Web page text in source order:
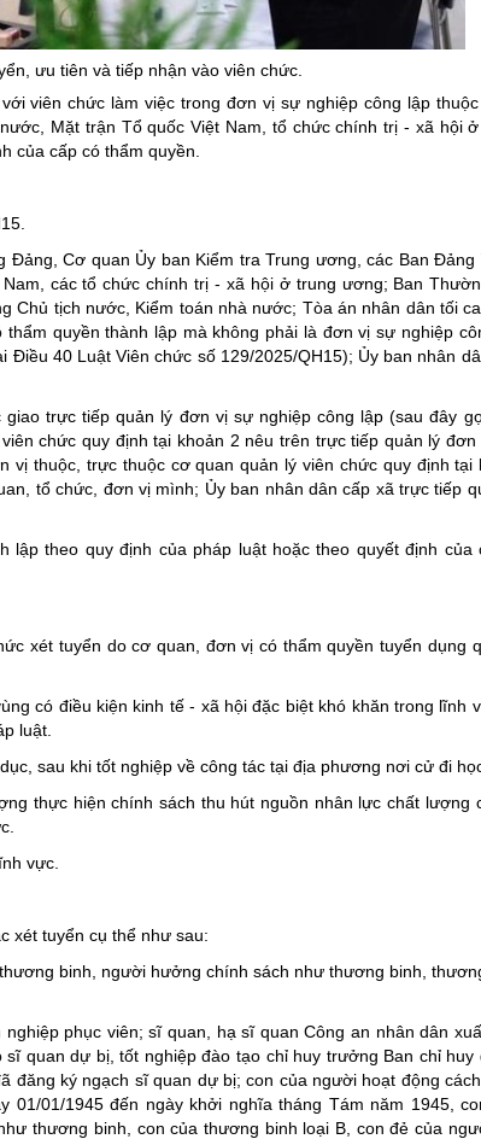
Giảm nghèo bền vững
Đưa nghị quyết của Đảng
Bầu cử đại biểu Quốc hội
Thông tin biên giới
Người Việt Nam ưu tiên
Điểm báo
Chuyên mục khác
ưu tiên và tiếp nhận vào viên chức.
viên chức làm việc trong đơn vị sự nghiệp công lập
Mặt trận Tổ quốc Việt Nam, tổ chức chính trị - xã hội ở
của cấp có thẩm quyền.
Cơ quan Ủy ban Kiểm tra Trung ương, các Ban Đảng
các tổ chức chính trị - xã hội ở trung ương; Ban
Chủ tịch nước, Kiểm toán nhà nước; Tòa án nhân dân tối
quyền thành lập mà không phải là đơn vị sự nghiệp
40 Luật Viên chức số 129/2025/QH15); Ủy ban nhân
trực tiếp quản lý đơn vị sự nghiệp công lập (sau đây
chức quy định tại khoản 2 nêu trên trực tiếp quản lý
thuộc, trực thuộc cơ quan quản lý viên chức quy định tại
tổ chức, đơn vị mình; Ủy ban nhân dân cấp xã trực tiếp
theo quy định của pháp luật hoặc theo quyết định của
xét tuyển do cơ quan, đơn vị có thẩm quyền tuyển dụng
có điều kiện kinh tế - xã hội đặc biệt khó khăn trong lĩnh
luật.
sau khi tốt nghiệp về công tác tại địa phương nơi cử đi
thực hiện chính sách thu hút nguồn nhân lực chất lượng
vực.
xét tuyển cụ thể như sau:
binh, người hưởng chính sách như thương binh,
phục viên; sĩ quan, hạ sĩ quan Công an nhân dân
quan dự bị, tốt nghiệp đào tạo chỉ huy trưởng Ban chỉ huy
ký ngạch sĩ quan dự bị; con của người hoạt động
01/01/1945 đến ngày khởi nghĩa tháng Tám năm 1945,
thương binh, con của thương binh loại B, con đẻ của